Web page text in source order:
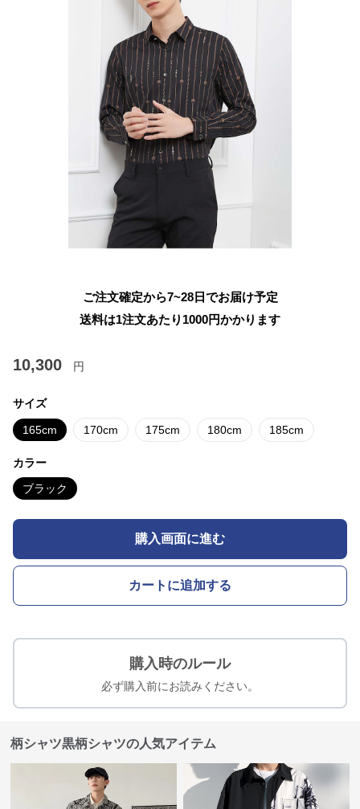
ご注文確定から7~28日でお届け予定
送料は1注文あたり 1000円かかります
10,300 円
サイズ
165cm 170cm 175cm 180cm 185cm
カラー
ブラック
購入画面に進む
カートに追加する
購入時のルール
必ず購入前にお読みください。
柄シャツ黒柄シャツの人気アイテム